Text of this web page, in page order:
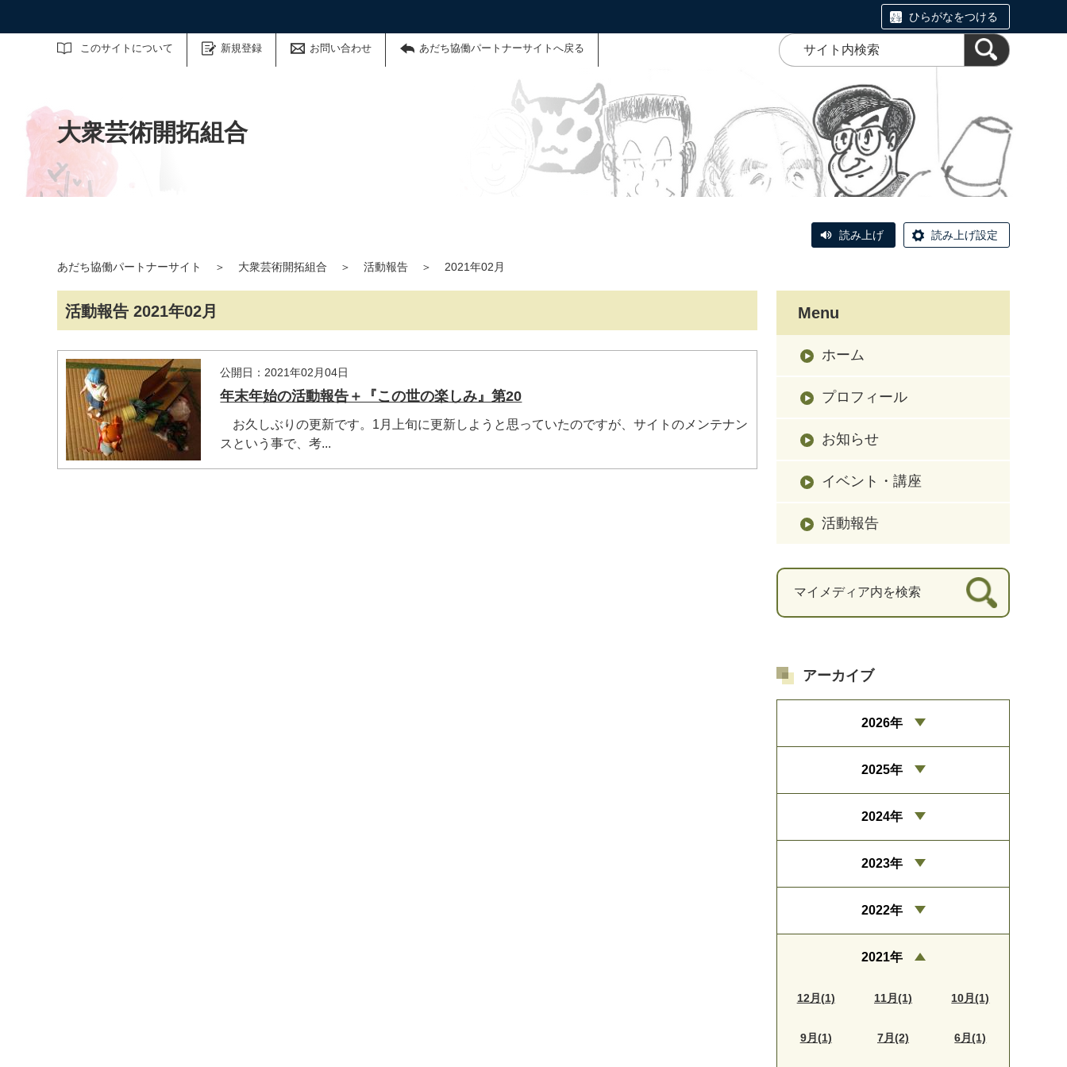
ひらがなをつける
このサイトについて 新規登録 お問い合わせ あだち協働パートナーサイトへ戻る
サイト内検索
大衆芸術開拓組合
読み上げ 読み上げ設定
あだち協働パートナーサイト ＞ 大衆芸術開拓組合 ＞ 活動報告 ＞ 2021年02月
活動報告 2021年02月
公開日：2021年02月04日
年末年始の活動報告＋『この世の楽しみ』第20
お久しぶりの更新です。1月上旬に更新しようと思っていたのですが、サイトのメンテナン
スという事で、考...
Menu
ホーム
プロフィール
お知らせ
イベント・講座
活動報告
アーカイブ
2026年
2025年
2024年
2023年
2022年
2021年
12月(1) 11月(1) 10月(1)
9月(1) 7月(2) 6月(1)